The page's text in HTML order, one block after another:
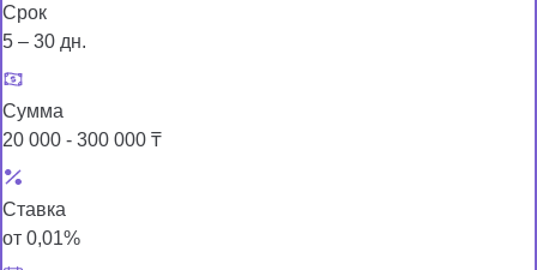
Срок
5 – 30 дн.
Сумма
20 000 - 300 000 ₸
Ставка
от 0,01%